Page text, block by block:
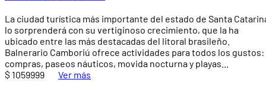
La ciudad turística más importante del estado de Santa
lo sorprenderá con su vertiginoso crecimiento, que la ha
ubicado entre las más destacadas del litoral brasileño.
Balnerario Camboriú ofrece actividades para todos los gustos:
compras, paseos náuticos, movida nocturna y playas...
$ 1059999
Ver más